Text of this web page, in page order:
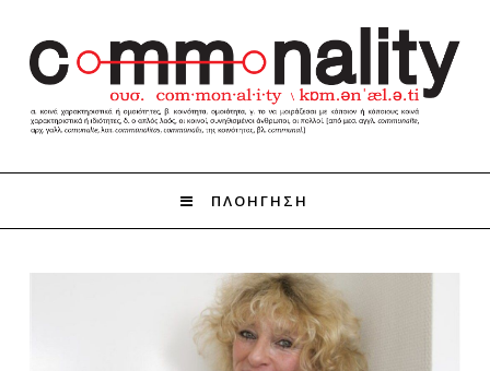
ΠΛΟΗΓΗΣΗ